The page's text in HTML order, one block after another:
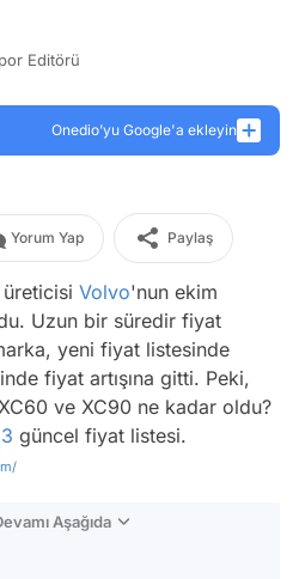
Editörü
Onedio’yu Google'a ekleyin
Yorum Yap Paylaş
Volvo'nun ekim
Uzun bir süredir fiyat
yeni fiyat listesinde
fiyat artışına gitti. Peki,
ve XC90 ne kadar oldu?
güncel fiyat listesi.
Aşağıda